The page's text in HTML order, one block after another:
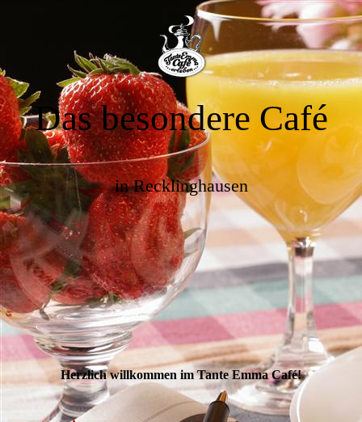
Das besondere Café
in Recklinghausen
Herzlich willkommen im Tante Emma Café!